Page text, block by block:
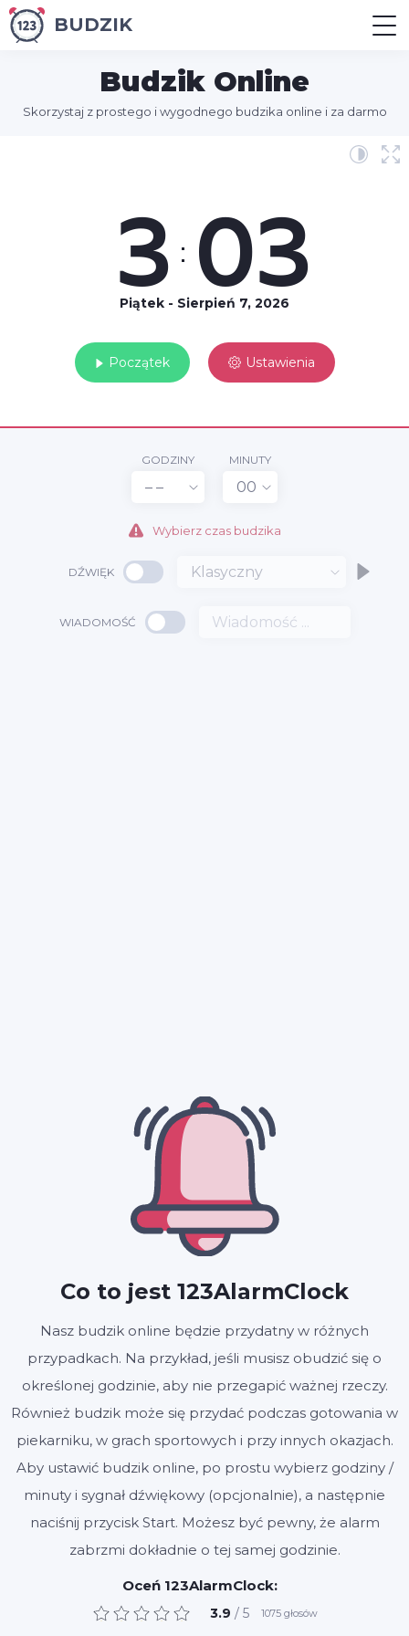
BUDZIK
Budzik Online
Skorzystaj z prostego i wygodnego budzika online i za darmo
3 : 03
Piątek - Sierpień 7, 2026
Początek Ustawienia
GODZINY
– –
MINUTY
00
Wybierz czas budzika
DŹWIĘK Klasyczny
WIADOMOŚĆ
Co to jest 123AlarmClock
Nasz budzik online będzie przydatny w różnych
przypadkach. Na przykład, jeśli musisz obudzić się o
określonej godzinie, aby nie przegapić ważnej rzeczy.
Również budzik może się przydać podczas gotowania w
piekarniku, w grach sportowych i przy innych okazjach.
Aby ustawić budzik online, po prostu wybierz godziny /
minuty i sygnał dźwiękowy (opcjonalnie), a następnie
naciśnij przycisk Start. Możesz być pewny, że alarm
zabrzmi dokładnie o tej samej godzinie.
Oceń 123AlarmClock:
3.9 / 5 1075 głosów